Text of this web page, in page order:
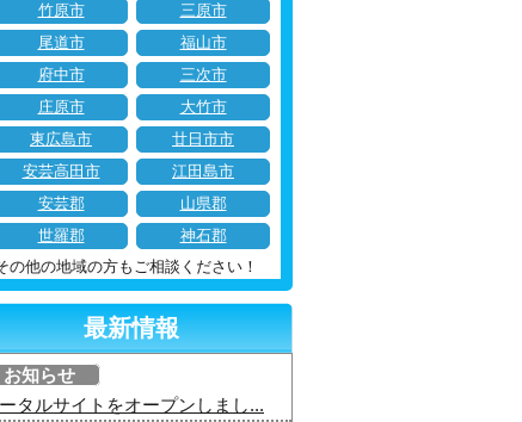
竹原市
三原市
尾道市
福山市
府中市
三次市
庄原市
大竹市
東広島市
廿日市市
安芸高田市
江田島市
安芸郡
山県郡
世羅郡
神石郡
の他の地域の方もご相談ください！
最新情報
お知らせ
タルサイトをオープンしまし...